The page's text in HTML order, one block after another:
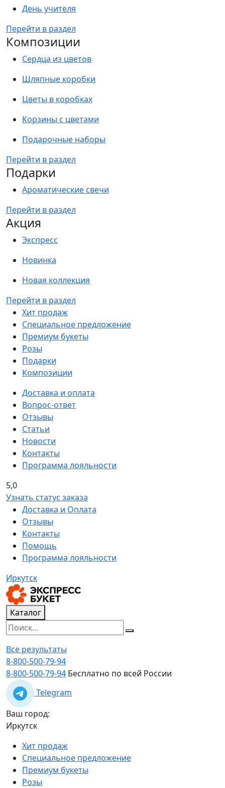
День учителя
Перейти в раздел
Композиции
Сердца из цветов
Шляпные коробки
Цветы в коробках
Корзины с цветами
Подарочные наборы
Перейти в раздел
Подарки
Ароматические свечи
Перейти в раздел
Акция
Экспресс
Новинка
Новая коллекция
Перейти в раздел
Хит продаж
Специальное предложение
Премиум букеты
Розы
Подарки
Композиции
Доставка и оплата
Вопрос-ответ
Отзывы
Статьи
Новости
Контакты
Программа лояльности
5,0
Узнать статус заказа
Доставка и Оплата
Отзывы
Контакты
Помощь
Программа лояльности
Иркутск
Каталог
Все результаты
8-800-500-79-94
8-800-500-79-94 Бесплатно по всей России
Telegram
Ваш город:
Иркутск
Хит продаж
Специальное предложение
Премиум букеты
Розы